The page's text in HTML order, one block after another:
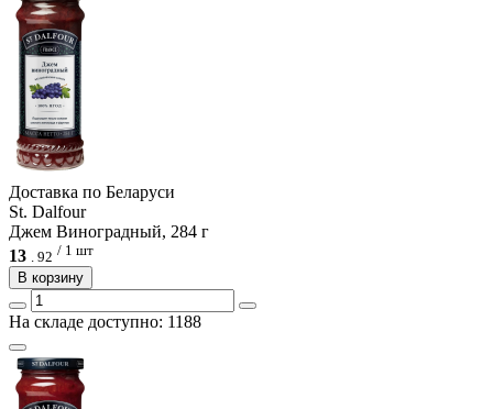
Доcтавка по Беларуси
St. Dalfour
Джем Виноградный, 284 г
13 . 92 / 1 шт
В корзину
На складе доступно: 1188